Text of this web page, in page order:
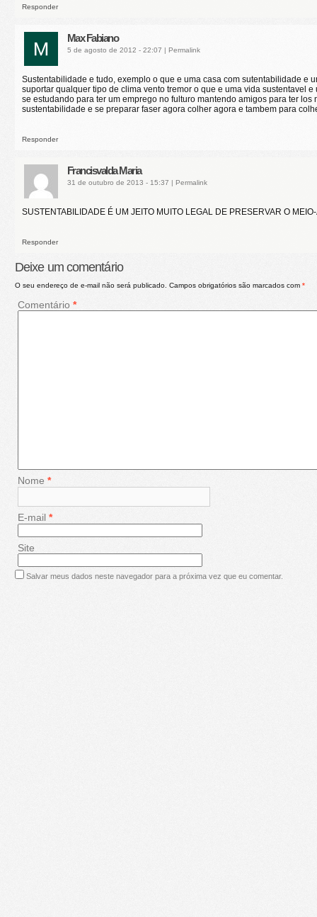
Responder
Max Fabiano
5 de agosto de 2012 - 22:07 | Permalink
Sustentabilidade e tudo, exemplo o que e uma casa com sutentabilidade e
suportar qualquer tipo de clima vento tremor o que e uma vida sustentavel
se estudando para ter um emprego no fulturo mantendo amigos para ter los
sustentabilidade e se preparar faser agora colher agora e tambem para
Responder
Francisvalda Maria
31 de outubro de 2013 - 15:37 | Permalink
SUSTENTABILIDADE É UM JEITO MUITO LEGAL DE PRESERVAR O
Responder
Deixe um comentário
O seu endereço de e-mail não será publicado. Campos obrigatórios são marcados com *
Comentário *
Nome *
E-mail *
Site
Salvar meus dados neste navegador para a próxima vez que eu comentar.